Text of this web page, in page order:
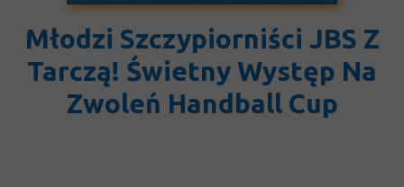
Młodzi Szczypiorniści JBS Z
Tarczą! Świetny Występ Na
Zwoleń Handball Cup